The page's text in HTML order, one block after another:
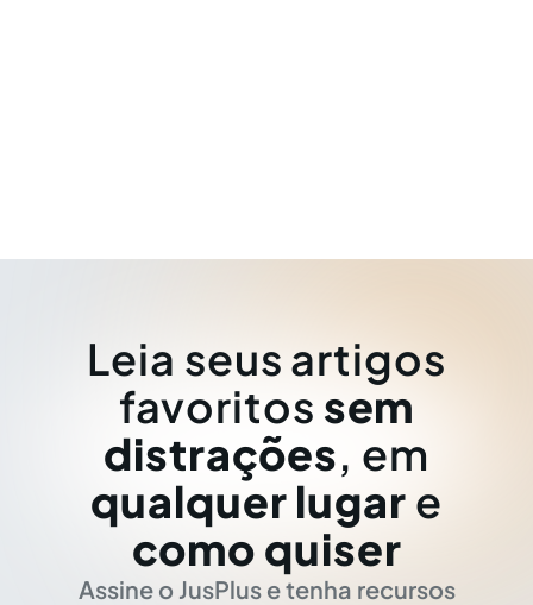
Leia seus artigos
favoritos sem
distrações, em
qualquer lugar e
como quiser
Assine o JusPlus e tenha recursos